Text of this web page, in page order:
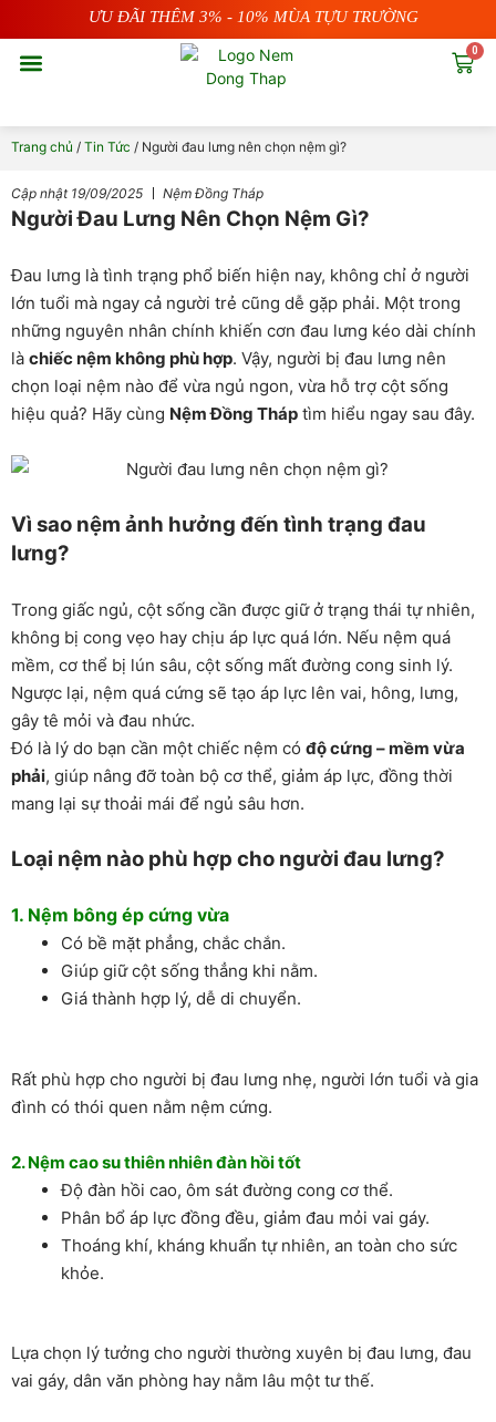
ƯU ĐÃI THÊM 3% - 10% MÙA TỰU TRƯỜNG
0
Cart
Trang chủ / Tin Tức / Người đau lưng nên chọn nệm gì?
Cập nhật 19/09/2025 Nệm Đồng Tháp
Người Đau Lưng Nên Chọn Nệm Gì?
Đau lưng là tình trạng phổ biến hiện nay, không chỉ ở người
lớn tuổi mà ngay cả người trẻ cũng dễ gặp phải. Một trong
những nguyên nhân chính khiến cơn đau lưng kéo dài chính
là chiếc nệm không phù hợp. Vậy, người bị đau lưng nên
chọn loại nệm nào để vừa ngủ ngon, vừa hỗ trợ cột sống
hiệu quả? Hãy cùng Nệm Đồng Tháp tìm hiểu ngay sau đây.
Vì sao nệm ảnh hưởng đến tình trạng đau
lưng?
Trong giấc ngủ, cột sống cần được giữ ở trạng thái tự nhiên,
không bị cong vẹo hay chịu áp lực quá lớn. Nếu nệm quá
mềm, cơ thể bị lún sâu, cột sống mất đường cong sinh lý.
Ngược lại, nệm quá cứng sẽ tạo áp lực lên vai, hông, lưng,
gây tê mỏi và đau nhức.
Đó là lý do bạn cần một chiếc nệm có độ cứng – mềm vừa
phải, giúp nâng đỡ toàn bộ cơ thể, giảm áp lực, đồng thời
mang lại sự thoải mái để ngủ sâu hơn.
Loại nệm nào phù hợp cho người đau lưng?
1. Nệm bông ép cứng vừa
Có bề mặt phẳng, chắc chắn.
Giúp giữ cột sống thẳng khi nằm.
Giá thành hợp lý, dễ di chuyển.
Rất phù hợp cho người bị đau lưng nhẹ, người lớn tuổi và gia
đình có thói quen nằm nệm cứng.
2.Nệm cao su thiên nhiênđàn hồi tốt
Độ đàn hồi cao, ôm sát đường cong cơ thể.
Phân bổ áp lực đồng đều, giảm đau mỏi vai gáy.
Thoáng khí, kháng khuẩn tự nhiên, an toàn cho sức
khỏe.
Lựa chọn lý tưởng cho người thường xuyên bị đau lưng, đau
vai gáy, dân văn phòng hay nằm lâu một tư thế.